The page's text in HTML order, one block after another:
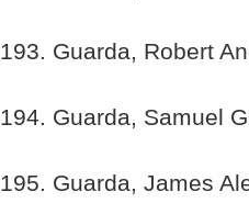
193. Guarda, Robert
194. Guarda, Samuel
195. Guarda, James